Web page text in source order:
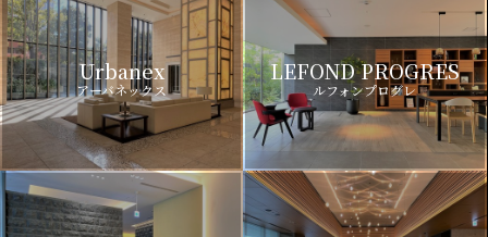
Urbanex
アーバネックス
LEFOND PROGRES
ルフォンプログレ